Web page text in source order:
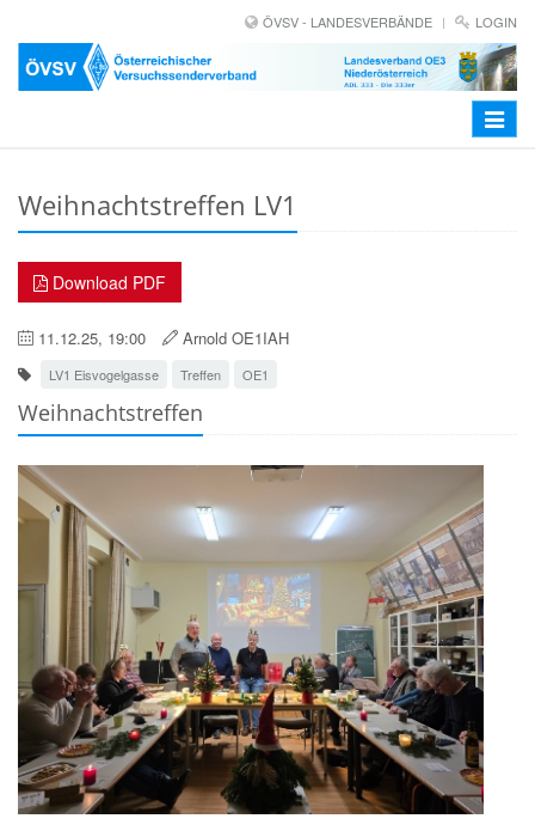
ÖVSV - LANDESVERBÄNDE LOGIN
Toggle
Weihnachtstreffen LV1
Download PDF
11.12.25, 19:00 Arnold OE1IAH
LV1 Eisvogelgasse Treffen OE1
Weihnachtstreffen